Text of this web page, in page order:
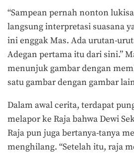
“Sampean pernah nonton
langsung interpretasi suasana
ini enggak Mas. Ada urutan-
Adegan pertama itu dari sini.”
menunjuk gambar dengan
satu gambar dengan gambar
Dalam awal cerita, terdapat
melapor ke Raja bahwa Dewi
Raja pun juga bertanya-tanya
menghilang. “Setelah itu, raja